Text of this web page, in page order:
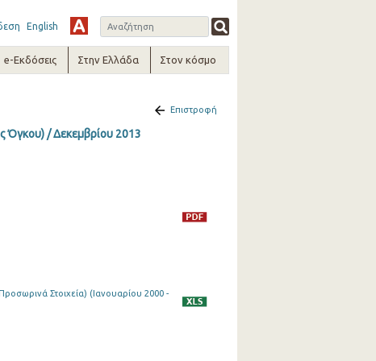
English
e-Εκδόσεις Στην Ελλάδα Στον κόσμο
Επιστροφή
Όγκου) / Δεκεμβρίου 2013
Στοιχεία) (Ιανουαρίου 2000 -